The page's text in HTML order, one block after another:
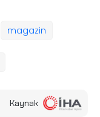
magazin
Kaynak